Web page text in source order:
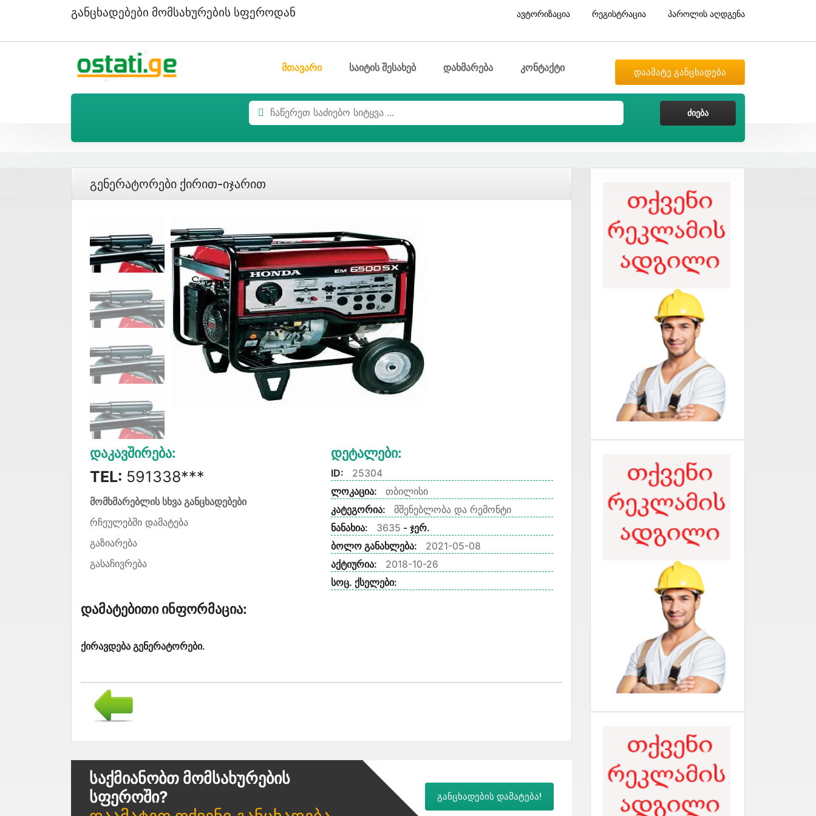
Განცხადებები Მომსახურების Სფეროდან ავტორიზაცია რეგისტრაცია პაროლის აღდგენა
მთავარი საიტის შესახებ დახმარება კონტაქტი დაამატე განცხადება
Გენერატორები Ქირით-Იჯარით
Დაკავშირება:
TEL: 591338***
მომხმარებლის სხვა განცხადებები
რჩეულებში დამატება
გაზიარება
გასაჩივრება
Დეტალები:
ID:
25304
ლოკაცია:
თბილისი
კატეგორია:
მშენებლობა და რემონტი
ნანახია:
3635 - ჯერ.
ბოლო განახლება:
2021-05-08
აქტიურია:
2018-10-26
სოც. ქსელები:
Დამატებითი Ინფორმაცია:
ქირავდება გენერატორები.
Საქმიანობთ Მომსახურების
Სფეროში?
განცხადების დამატება!